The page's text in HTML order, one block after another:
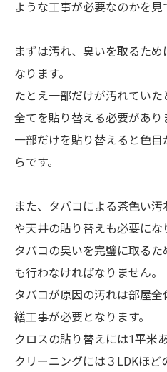
ような工事が必要なのかを見
まずは汚れ、臭いを取るた
なります。
たとえ一部だけが汚れてい
全てを貼り替える必要があり
一部だけを貼り替えると色
らです。
また、タバコによる茶色い
や天井の貼り替えも必要にな
タバコの臭いを完璧に取る
も行わなければなりません。
タバコが原因の汚れは部屋
繕工事が必要となります。
クロスの貼り替えには1平米
クリーニングには３LDKほど